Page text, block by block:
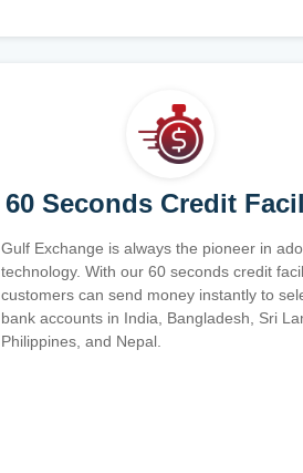
60 Seconds Credit
Gulf Exchange is always the pioneer in
technology. With our 60 seconds credit
customers can send money instantly to
bank accounts in India, Bangladesh, Sri
Philippines, and Nepal.